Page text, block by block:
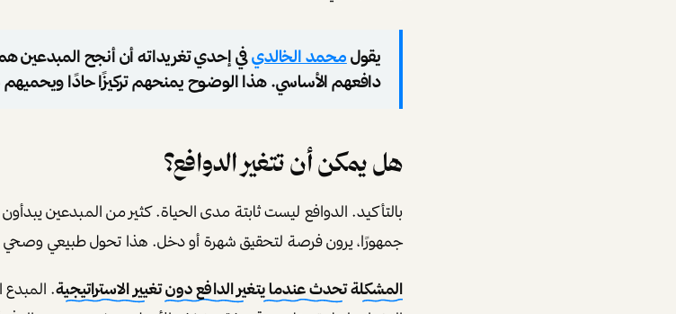
يقول محمد الخالديفي إحدي تغريداته أن أنجح المبدعين
دافعهم الأساسي. هذا الوضوح يمنحهم تركيزًا حادًا ويحميهم
هل يمكن أن تتغير الدوافع؟
بالتأكيد. الدوافع ليست ثابتة مدى الحياة. كثير من المبدعين
جمهورًا، يرون فرصة لتحقيق شهرة أو دخل. هذا تحول طبيعي وصحي
المشكلة تحدث عندما يتغير الدافع دون تغيير الاستراتيجية.